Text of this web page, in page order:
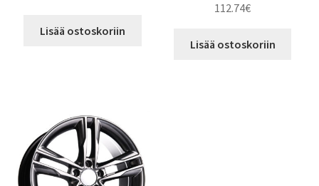
Lisää ostoskoriin
112.74€
Lisää ostoskoriin